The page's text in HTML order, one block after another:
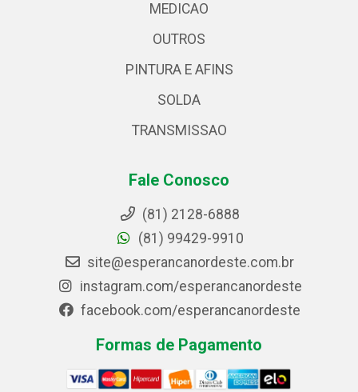
MEDICAO
OUTROS
PINTURA E AFINS
SOLDA
TRANSMISSAO
Fale Conosco
(81) 2128-6888
(81) 99429-9910
site@esperancanordeste.com.br
instagram.com/esperancanordeste
facebook.com/esperancanordeste
Formas de Pagamento